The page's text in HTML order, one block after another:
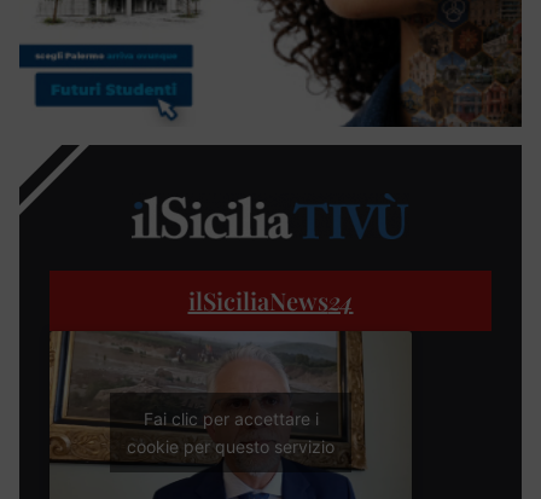
ilSiciliaNews24
Fai clic per accettare i
cookie per questo servizio